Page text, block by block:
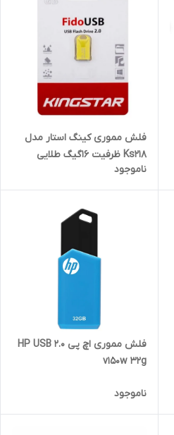
فلش مموری کینگ استار مدل
Ks218 ظرفیت 16گیگ طلایی
ناموجود
فلش مموری اچ پی HP USB 2.0
v150w 32g
ناموجود